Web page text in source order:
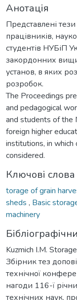
Анотація
Представлені
працівників,
студентів НУБіП
закордонних
установ, в яких
розробок.
The Proceedings
and pedagogical
and students of the
foreign higher
institutions, in
considered.
Ключові слова
torage of grain
sheds , Basic
machinery
Kuzmich I.M.
Збірник тез
технічної
нагоди 116-ї
технічних наук,